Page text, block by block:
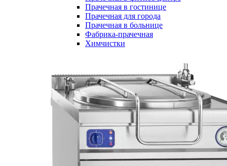
Прачечная в гостинице
Прачечная для города
Прачечная в больнице
Фабрика-прачечная
Химчистки